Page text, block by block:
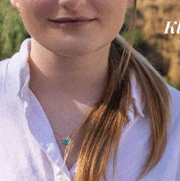
Piscina di Figline
Pnrr, il gruppo di
ringraziamento al
Cronaca 3 Agosto 2026
Scomparso da una
Fiorentino l’uomo
Levane nel 2020
Cronaca 4 Agosto 2026